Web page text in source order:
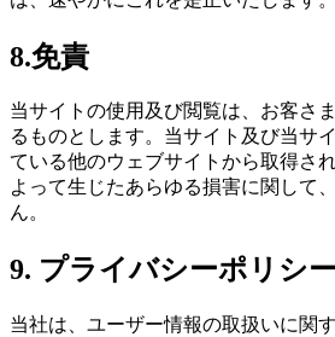
8.免責
当サイトの使用及び閲覧は、お客さ
るものとします。当サイト及び当サ
ている他のウェブサイトから取得さ
よって生じたあらゆる損害に関して
ん。
9. プライバシーポリシ
当社は、ユーザー情報の取扱いに関